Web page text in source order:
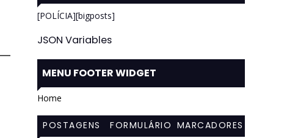
[POLÍCIA][bigposts]
JSON Variables
MENU FOOTER WIDGET
Home
POSTAGENS
FORMULÁRIO MARCADORES